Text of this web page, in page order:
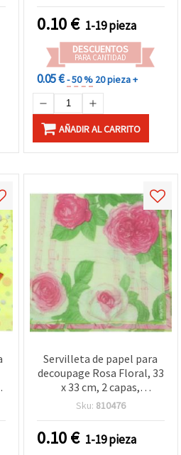
0.10€ 1-19 pieza
DESCUENTOS
PARA CANTIDAD
0.05 €- 50 % 20 pieza +
AÑADIR AL CARRITO
Servilleta de papel para
decoupage Rosa Floral, 33
x 33 cm, 2 capas,
manualidades DIY,
media, 1 unidad
Sku: 810476
0.10€ 1-19 pieza